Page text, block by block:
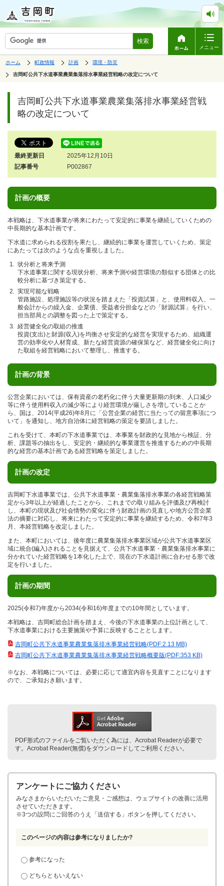
検索
メニュー
表
ペ
ジ
ホーム
の
中
の
町政情報
の
中
の
計画
の
中
の
環境・防災
の
吉岡町公共下水道事業農業集落排水事業経営戦略の改定について
す。
す。
吉岡町公共下水道事業農業集落排水事業経営戦
略の改定について
最終更新日
2025年12月10日
記事番号
P002867
計画の概要
本戦略は、下水道事業が将来にわたって安定的に事業を継続していくための
中長期的な基本計画です。
下水道に求められる役割を果たし、継続的に事業を運営していくため、策定
にあたっては次のような点を重視しました。
状分析と将来予測
下水道事業に関する現状分析、将来予測や経営環境の類似する団体との比
較分析に基づき策定する。
実現可能な戦略
管路施設、処理施設等の状況を踏まえた「投資試算」と、使用料収入、一
般会計からの繰入金、企業債、受益者分担金などの「財源試算」を行い、
担当部局との調整を図った上で策定する。
経営健全化の取組の推進
投資(支出)と財源(収入)を均衡させ安定的な経営を実現するため、組織運
営の効率化や人材育成、新たな経営資源の確保策など、経営健全化に向け
た取組を経営戦略において整理し、推進する。
計画の背景
公営企業においては、保有資産の老朽化に伴う大量更新期の到来、人口減少
等に伴う使用料収入の減少等により経営環境が厳しさを増していることか
ら、国は、2014(平成26)年8月に「公営企業の経営に当たっての留意事項につ
いて」を通知し、地方自治体に経営戦略の策定を要請しました。
これを受けて、本町の下水道事業では、本事業を財政的な見地から検証、分
析、課題等の抽出をし、安定的・継続的な事業運営を推進するための中長期
的な経営の基本計画である経営戦略を策定しました。
計画の改定
吉岡町下水道事業では、公共下水道事業・農業集落排水事業の各経営戦略策
定から3年以上が経過したことから、これまでの取り組みを評価及び再検討
し、本町の現状及び社会情勢の変化に伴う財政計画の見直しや地方公営企業
法の摘要に対応し、将来にわたって安定的に事業を継続するため、令和7年3
月、本経営戦略を改定しました。
また、本町においては、後年度に農業集落排水事業区域が公共下水道事業区
域に統合(編入)されることを見据えて、公共下水道事業・農業集落排水事業に
分かれていた経営戦略を1本化した上で、現在の下水道計画に合わせる形で改
定を行いました。
計画の期間
2025(令和7)年度から2034(令和16)年度までの10年間としています。
本戦略は、吉岡町総合計画を踏まえ、今後の下水道事業の上位計画として、
下水道事業における主要施策や予算に反映することとします。
吉岡町公共下水道事業農業集落排水事業経営戦略(PDF:2.13 MB)
吉岡町公共下水道事業農業集落排水事業経営戦略概要版(PDF:353 KB)
※なお、本戦略については、必要に応じて適宜内容を見直すことになります
ので、ご承知おき願います。
PDF形式のファイルをご覧いただく為には、Acrobat Readerが必要で
す。Acrobat Reader(無償)をダウンロードしてご利用ください。
アンケートにご協力ください
みなさまからいただいたご意見・ご感想は、ウェブサイトの改善に活用
させていただきます。
※3つの設問にご回答のうえ「送信する」ボタンを押してください。
このページの内容は参考になりましたか?
参考になった
どちらともいえない